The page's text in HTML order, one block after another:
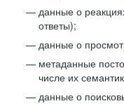
данные о
ответы);
данные о
метаданные
числе их
данные о